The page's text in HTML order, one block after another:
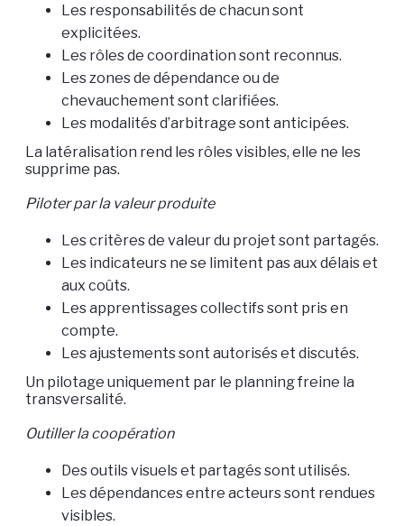
Les responsabilités de chacun sont
explicitées.
Les rôles de coordination sont reconnus.
Les zones de dépendance ou de
chevauchement sont clarifiées.
Les modalités d’arbitrage sont anticipées.
La latéralisation rend les rôles visibles, elle ne les
supprime pas.
Piloter par la valeur produite
Les critères de valeur du projet sont partagés.
Les indicateurs ne se limitent pas aux délais et
aux coûts.
Les apprentissages collectifs sont pris en
compte.
Les ajustements sont autorisés et discutés.
Un pilotage uniquement par le planning freine la
transversalité.
Outiller la coopération
Des outils visuels et partagés sont utilisés.
Les dépendances entre acteurs sont rendues
visibles.